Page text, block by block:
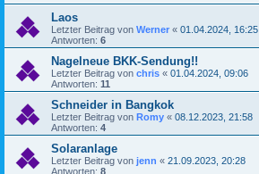
Laos
Letzter Beitrag von Werner « 01.04.2024, 16:25
Antworten: 6
Nagelneue BKK-Sendung!!
Letzter Beitrag von chris « 01.04.2024, 09:06
Antworten: 11
Schneider in Bangkok
Letzter Beitrag von Romy « 08.12.2023, 21:58
Antworten: 4
Solaranlage
Letzter Beitrag von jenn « 21.09.2023, 20:28
Antworten: 8